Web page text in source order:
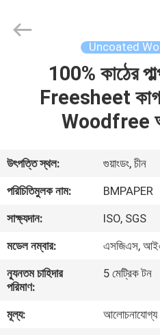
আমাদের
সম্বন্ধে
কারখানা
পরিদর্শন
নিয়ন্ত্রণ
CO.,LTD.
Uncoated
100% কাঠের
Freesheet
Woodfree
উৎপত্তি স্থল:
গুয়াংডং, চীন
পরিচিতিমুলক নাম:
BMPAPER
সাক্ষ্যদান:
ISO, SGS
মডেল নম্বার:
এসজিএস,
ন্যূনতম চাহিদার
পরিমাণ:
5 মেট্রিক টন
মূল্য:
আলোচনাযোগ্য